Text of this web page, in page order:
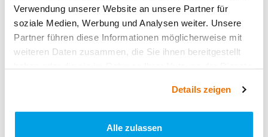
Verwendung unserer Website an unsere Partner für
soziale Medien, Werbung und Analysen weiter. Unsere
Partner führen diese Informationen möglicherweise mit
weiteren Daten zusammen, die Sie ihnen bereitgestellt
Details zeigen
Alle zulassen